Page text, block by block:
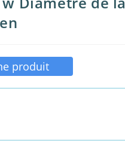
produit